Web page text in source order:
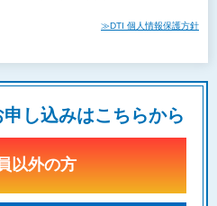
≫DTI 個人情報保護方針
し込みはこちらから
以外の方